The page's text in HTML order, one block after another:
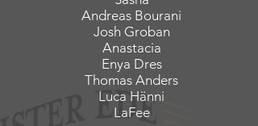
Andreas Bourani
Josh Groban
Anastacia
Enya Dres
Thomas Anders
Luca Hänni
LaFee